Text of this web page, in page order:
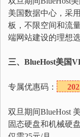
美国数据中心，采
板，不限空间和流
端网站建设的理想选
三、BlueHost美国
专属优惠码：
双旦期间BlueHost
固态硬盘和机械硬